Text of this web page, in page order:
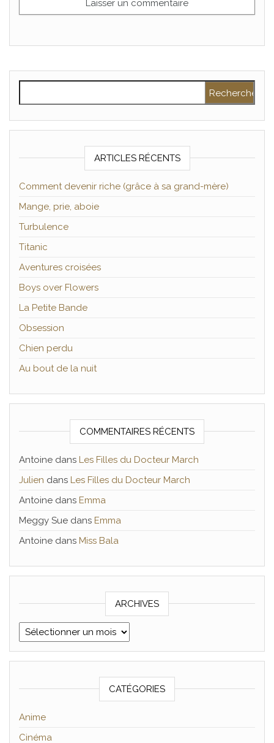
ARTICLES RÉCENTS
Comment devenir riche (grâce à sa grand-mère)
Mange, prie, aboie
Turbulence
Titanic
Aventures croisées
Boys over Flowers
La Petite Bande
Obsession
Chien perdu
Au bout de la nuit
COMMENTAIRES RÉCENTS
Antoine dans Les Filles du Docteur March
Julien dans Les Filles du Docteur March
Antoine dans Emma
Meggy Sue dans Emma
Antoine dans Miss Bala
ARCHIVES
Archives
CATÉGORIES
Anime
Cinéma